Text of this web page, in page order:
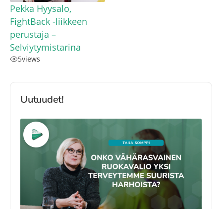
Pekka Hyysalo,
FightBack -liikkeen
perustaja –
Selviytymistarina
5views
Uutuudet!